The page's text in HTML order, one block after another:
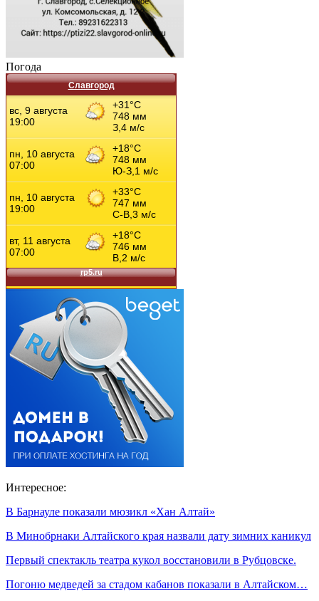
Погода
Славгород
Интересное:
В Барнауле показали мюзикл «Хан Алтай»
В Минобрнаки Алтайского края назвали дату зимних каникул
Первый спектакль театра кукол восстановили в Рубцовске.
Погоню медведей за стадом кабанов показали в Алтайском…